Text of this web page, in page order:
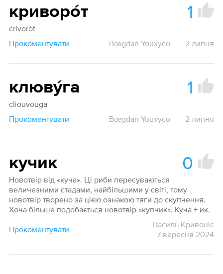
криворо́т 1
crivoròt
Прокоментувати
Bœgdan Youxyco 2 липня
клюву́га 1
cliouvouga
Прокоментувати
Bœgdan Youxyco 2 липня
кучик 0
Новотвір від «куча». Ці риби пересуваються
величезними стадами, найбільшими у світі, тому
новотвір творено за цією ознакою тяги до скупчення.
Хоча більше подобається новотвір «купчик». Куча + ик.
Прокоментувати
Василь Кривоніс
7 вересня 2024